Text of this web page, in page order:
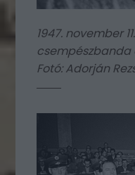
1947. november
Fotó: Adorján